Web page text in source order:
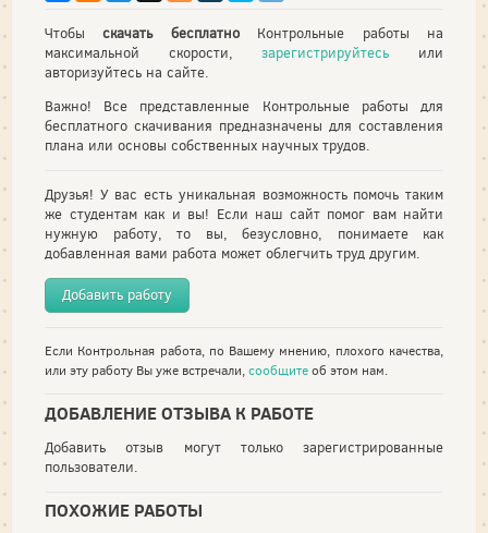
Чтобыскачать бесплатноКонтрольные работы на
максимальной скорости,зарегистрируйтесь или
авторизуйтесь на сайте.
Важно! Все представленные Контрольные работы для
бесплатного скачивания предназначены для составления
плана или основы собственных научных трудов.
Друзья! У вас есть уникальная возможность помочь таким
же студентам как и вы! Если наш сайт помог вам найти
нужную работу, то вы, безусловно, понимаете как
добавленная вами работа может облегчить труд другим.
Добавить работу
Если Контрольная работа, по Вашему мнению, плохого качества,
или эту работу Вы уже встречали,сообщитеоб этом нам.
ДОБАВЛЕНИЕ ОТЗЫВА К РАБОТЕ
Добавить отзыв могут только зарегистрированные
пользователи.
ПОХОЖИЕ РАБОТЫ